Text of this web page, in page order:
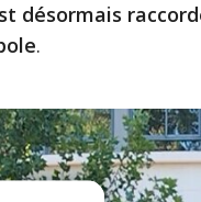
désormais
.